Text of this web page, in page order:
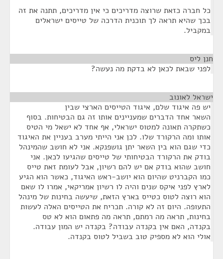
כל חברה כזאת שרוצה מדריכים כי אין מדריכים, תתנה את זה
בכך שהיא תראה לך תוכנית הדרכה של טייסים ישראלים
במקביל.
חנן ליס
לפני שבאת לכאן לא בדקת מה נעשה?
ישראל לאונוב
יש פה איגוד שלם, איגוד הטייסים הארצי שבין
השאר אחד הדברים שמעניינים אותו זה גם הבטיחות. בסוף
כשתקרה תאונה למטוס ישראלי, אף אחד לא ישאל מי הטיס
אותו ומה הרקורד שלו. לכן אני הייתי מערב בעניין את האיגוד
כדי שגם הוא בין השאר יתן גושפנקא. אני לא חושב שהמינהל
בודק את הרקורד הבטיחותי של טייסים שהגיעו לכאן. אני
חושב שהוא בודק אם יש להם רשיון, אבל לעומת זאת טייס
כמו הקברניט שהיום הוא יושב-ראש האיגוד, כאשר הוא הגיע
לארץ לפני איקס שנים והיה לו רשיון אמריקאי, אמרו לו שאם
הוא רוצה לטוס כטייס בארץ הזאת, שיעשה בחינות של מינהל
התעופה. היום זה לא קורה. תכריח את הטייסים האלה לעשות
בחינות, תראה מה רמתם, תראה מה פתאום הוא לא טס
בקנדה, האם אין בקנדה עבודה? בקנדה יש המון עבודה.
אולי הוא לא מספיק טוב בשביל לטוס בקנדה.